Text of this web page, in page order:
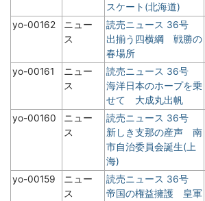
スケート(北海道)
yo-00162
ニュー
ス
読売ニュース 36号
出揃う四横綱 戦勝の
春場所
yo-00161
ニュー
ス
読売ニュース 36号
海洋日本のホープを乗
せて 大成丸出帆
yo-00160
ニュー
ス
読売ニュース 36号
新しき支那の産声 南
市自治委員会誕生(上
海)
yo-00159
ニュー
ス
読売ニュース 36号
帝国の権益擁護 皇軍